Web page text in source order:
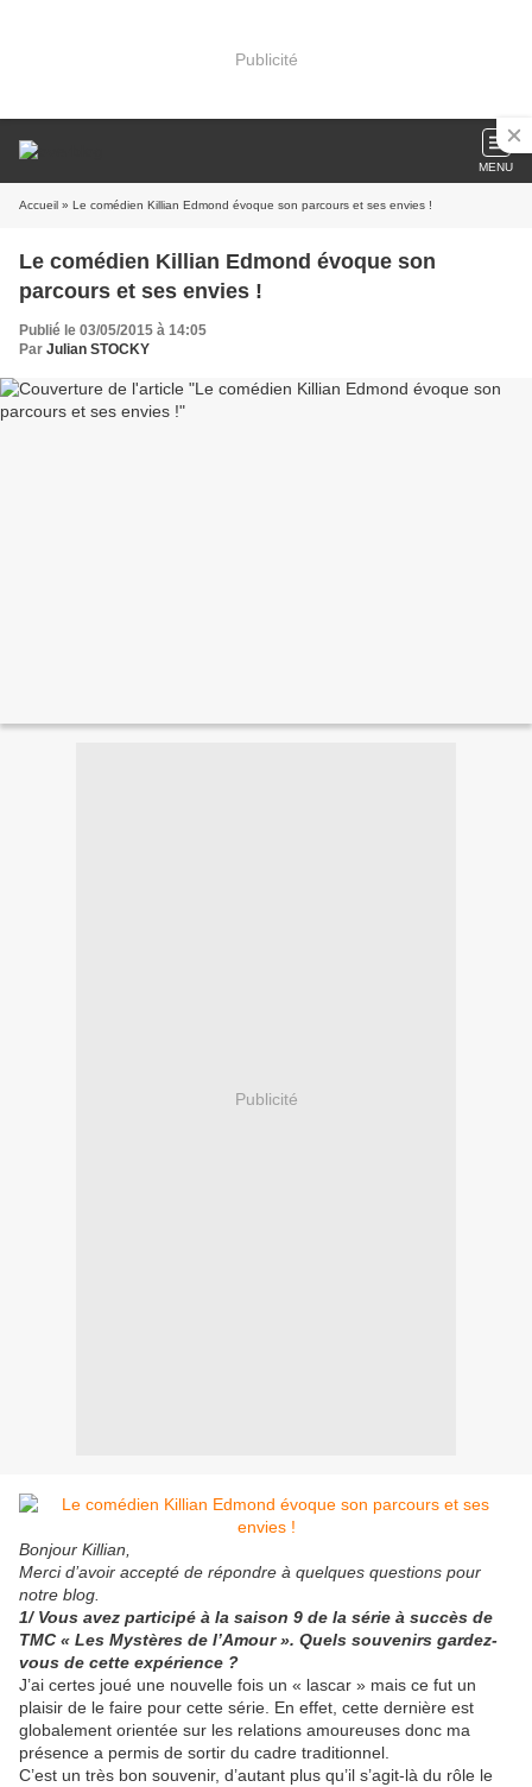
Publicité
MENU
Accueil » Le comédien Killian Edmond évoque son parcours et ses envies !
Le comédien Killian Edmond évoque son
parcours et ses envies !
Publié le 03/05/2015 à 14:05
Par Julian STOCKY
Publicité
Bonjour Killian,
Merci d’avoir accepté de répondre à quelques questions pour
notre blog.
1/ Vous avez participé à la saison 9 de la série à succès de
TMC « Les Mystères de l’Amour ». Quels souvenirs gardez-
vous de cette expérience ?
J’ai certes joué une nouvelle fois un « lascar » mais ce fut un
plaisir de le faire pour cette série. En effet, cette dernière est
globalement orientée sur les relations amoureuses donc ma
présence a permis de sortir du cadre traditionnel.
C’est un très bon souvenir, d’autant plus qu’il s’agit-là du rôle le